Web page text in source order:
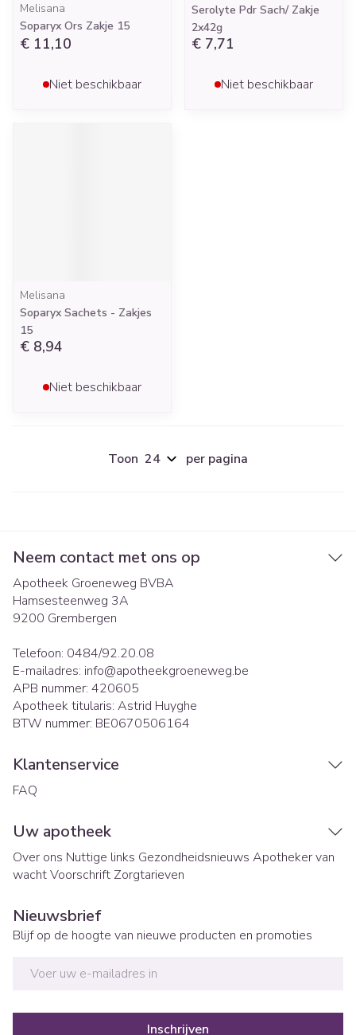
Melisana
Soparyx Ors Zakje 15
€ 11,10
Niet beschikbaar
Serolyte Pdr Sach/ Zakje
2x42g
€ 7,71
Niet beschikbaar
Melisana
Soparyx Sachets - Zakjes
15
€ 8,94
Niet beschikbaar
Toon per pagina
Neem contact met ons op
Apotheek Groeneweg BVBA
Hamsesteenweg 3A
9200 Grembergen
Telefoon: 0484/92.20.08
E-mailadres: info@apotheekgroeneweg.be
APB nummer: 420605
Apotheek titularis: Astrid Huyghe
BTW nummer: BE0670506164
Klantenservice
FAQ
Uw apotheek
Over ons Nuttige links Gezondheidsnieuws Apotheker van
wachtVoorschrift Zorgtarieven
Nieuwsbrief
Blijf op de hoogte van nieuwe producten en promoties
Inschrijven